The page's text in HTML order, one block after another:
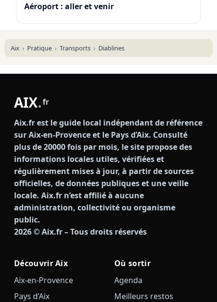
Aéroport : aller et venir
Aix Pratique Transports Diablines
AIX.fr
Aix.fr est le guide local indépendant de référence
sur Aix-en-Provence et le Pays d’Aix. Consulté
plus de 20000 fois par mois, le site propose des
informations locales utiles, vérifiées et
régulièrement mises à jour, à partir de sources
officielles, de données publiques et une veille
locale. Aix.fr n’est affilié à aucune
administration, collectivité ou organisme
public.
2026© Aix.fr – Tous droits réservés
Découvrir Aix
Aix-en-Provence
Pays d’Aix
Où sortir
Agenda
Meilleurs restos